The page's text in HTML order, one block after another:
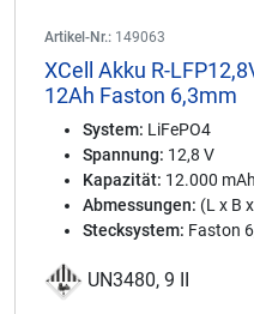
Artikel-Nr.: 149063
XCell Akku R-
12Ah Faston 6,3mm
System: LiFePO4
Spannung: 12,8 V
Kapazität: 12.000 mAh
Abmessungen: (L x B
Stecksystem: Faston
UN3480, 9 II